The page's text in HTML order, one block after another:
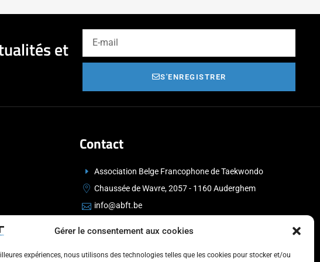
Gérer le consentement aux cookies
expériences, nous utilisons des technologies telles que les cookies pour stocker et/ou
et
S'ENREGISTRER
Contact
Association Belge Francophone de Taekwondo
Chaussée de Wavre, 2057 - 1160 Auderghem
info@abft.be